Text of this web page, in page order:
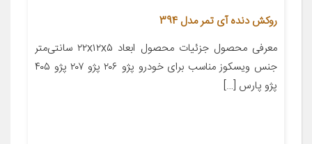
روکش دنده آی تمر مدل 394
معرفی محصول جزئیات محصول ابعاد ۲۲x۱۲x۵ سانتی‌متر
جنس ویسکوز مناسب برای خودرو پژو ۲۰۶ پژو ۲۰۷ پژو ۴۰۵
پژو پارس […]